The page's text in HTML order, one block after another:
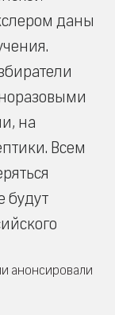
даны
на
Всем
будут
анонсировали